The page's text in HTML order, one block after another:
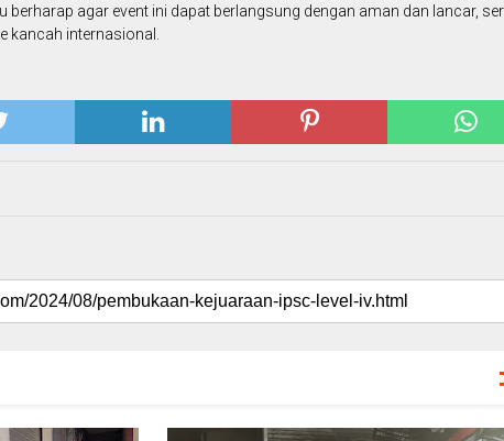
berharap agar event ini dapat berlangsung dengan aman dan lancar,
kancah internasional.